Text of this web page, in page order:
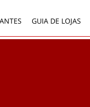
GUIA DE LOJAS